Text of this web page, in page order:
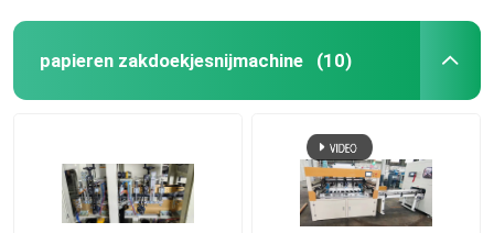
papieren zakdoekjesnijmachine (10)